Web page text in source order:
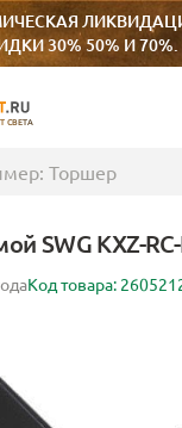
30% 50% И 70%.
СВЕТА
SWG KXZ-
Код товара: